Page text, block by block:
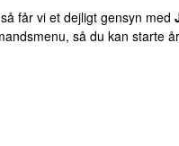
får vi et dejligt gensyn med
så du kan starte